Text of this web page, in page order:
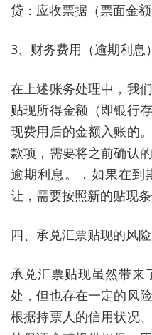
贷：应收票据（票面金额
3、财务费用（逾期利息）
在上述账务处理中，我
贴现所得金额（即银行
现费用后的金额入账的
款项，需要将之前确认
逾期利息。，如果在到
让，需要按照新的贴现条
四、承兑汇票贴现的风
承兑汇票贴现虽然带来
处，但也存在一定的风
根据持票人的信用状况